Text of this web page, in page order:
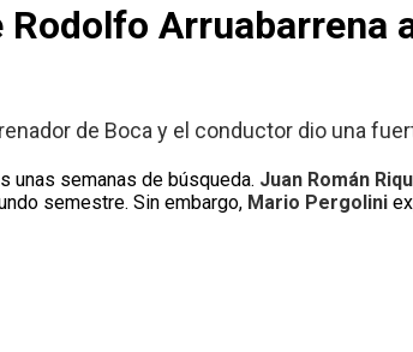
Arruabarrena
de Boca y el conductor dio una
unas semanas de búsqueda. Juan Román
semestre. Sin embargo, Mario Pergolini